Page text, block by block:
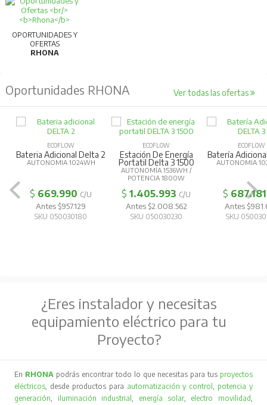
OPORTUNIDADES Y
OFERTAS
RHONA
Oportunidades RHONA Ver todas las ofertas
ECOFLOW
Bateria Adicional Delta 2
AUTONOMIA 1024WH
$ 669.990 C/U
Antes $957.129
SKU 050030180
ECOFLOW
Estación De Energía
Portatil Delta 3 1500
AUTONOMÍA 1536WH /
POTENCIA 1800W
$1.405.993 C/U
Antes $2.008.562
SKU 050030230
ECOFLOW
Batería
AUTONOMIA
$ 687.181
Antes
SKU
¿Eres instalador y necesitas
equipamiento eléctrico para tu
Proyecto?
En RHONA podrás encontrar todo lo que necesitas para tus proyectos
eléctricos, desde productos para automatización y control, potencia y
generación, iluminación industrial, energía solar, electro movilidad,